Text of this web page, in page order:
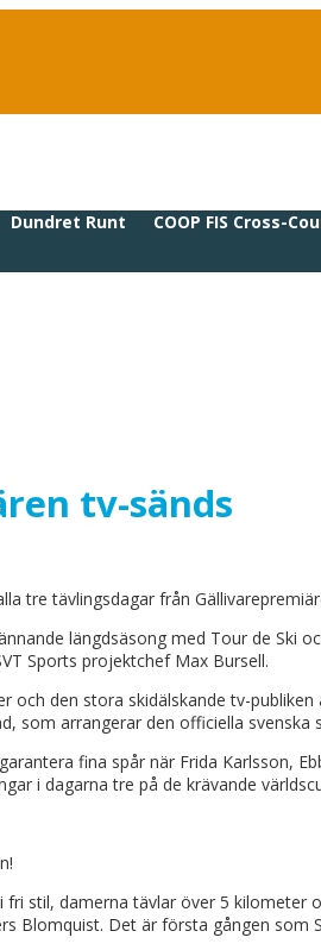
Dundret Runt COOP FIS Cross-
tv-sänds
tre tävlingsdagar från
längdsäsong med Tour de Ski
Sports projektchef Max Bursell.
och den stora skidälskande tv-
som arrangerar den officiella svenska
fina spår när Frida Karlsson,
i dagarna tre på de krävande
stil, damerna tävlar över 5 kilometer
Blomquist. Det är första gången som